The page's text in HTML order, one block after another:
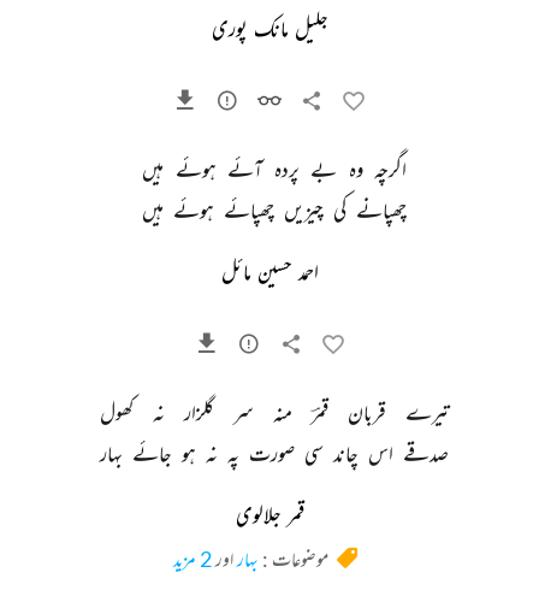
جلیل مانک پوری
اگرچہ وہ بے پردہ آئے ہوئے ہیں
چھپانے کی چیزیں چھپائے ہوئے ہیں
احمد حسین مائل
تیرے قربان قمرؔ منہ سر گلزار نہ
کھول
صدقے اس چاند سی صورت پہ نہ ہو جائے بہار
قمر جلالوی
موضوعات : بہاراور2 مزید